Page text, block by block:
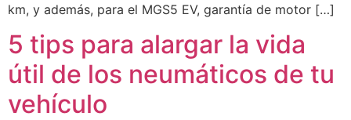
km, y además, para el MGS5 EV, garantía de motor […]
5 tips para alargar la vida
útil de los neumáticos de tu
vehículo